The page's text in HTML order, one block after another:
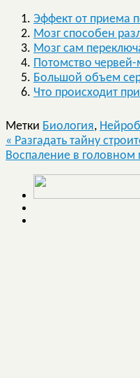
Эффект от приема
Мозг способен
Мозг сам
Потомство червей-
Большой объем
Что происходит
Метки Биология,
« Разгадать тайну
Воспаление в